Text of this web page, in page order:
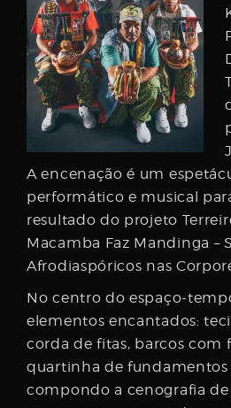
A encenação é um
performático e musical
resultado do projeto
Macamba Faz Mandinga –
Afrodiaspóricos nas
No centro do espaço-
elementos encantados:
corda de fitas, barcos com
quartinha de fundamentos
compondo a cenografia de